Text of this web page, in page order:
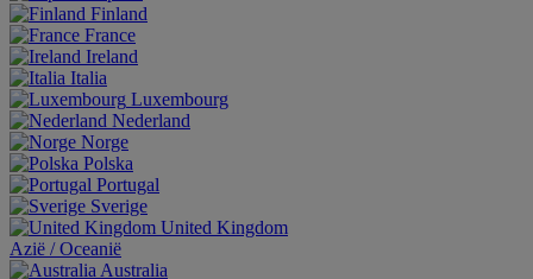
Finland
France
Ireland
Italia
Luxembourg
Nederland
Norge
Polska
Portugal
Sverige
United Kingdom
Aziё / Oceaniё
Australia